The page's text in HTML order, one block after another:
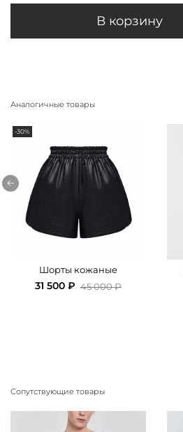
В корзину
Аналогичные товары
-30%
Шорты кожаные
31 500 ₽ 45 000 ₽
Сопутствующие товары